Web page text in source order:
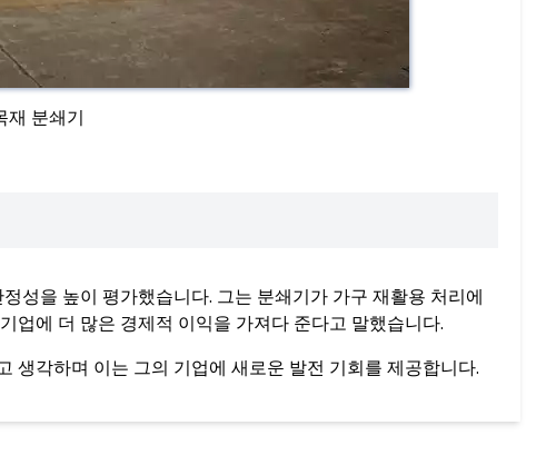
재 분쇄기
성을 높이 평가했습니다. 그는 분쇄기가 가구 재활용 처리에
업에 더 많은 경제적 이익을 가져다 준다고 말했습니다.
생각하며 이는 그의 기업에 새로운 발전 기회를 제공합니다.